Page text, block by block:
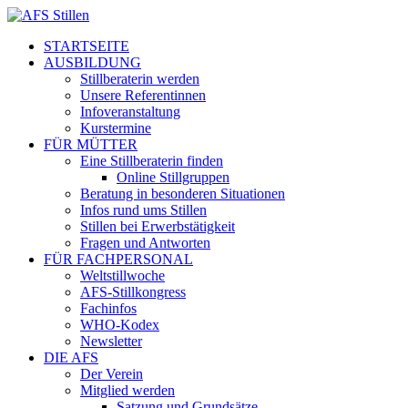
STARTSEITE
AUSBILDUNG
Stillberaterin werden
Unsere Referentinnen
Infoveranstaltung
Kurstermine
FÜR MÜTTER
Eine Stillberaterin finden
Online Stillgruppen
Beratung in besonderen Situationen
Infos rund ums Stillen
Stillen bei Erwerbstätigkeit
Fragen und Antworten
FÜR FACHPERSONAL
Weltstillwoche
AFS-Stillkongress
Fachinfos
WHO-Kodex
Newsletter
DIE AFS
Der Verein
Mitglied werden